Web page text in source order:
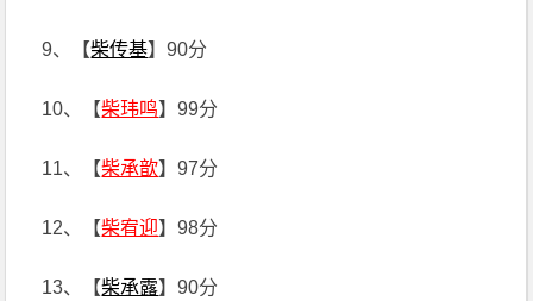
9、【柴传基】90分
10、【柴玮鸣】99分
11、【柴承歆】97分
12、【柴宥迎】98分
13、【柴承露】90分